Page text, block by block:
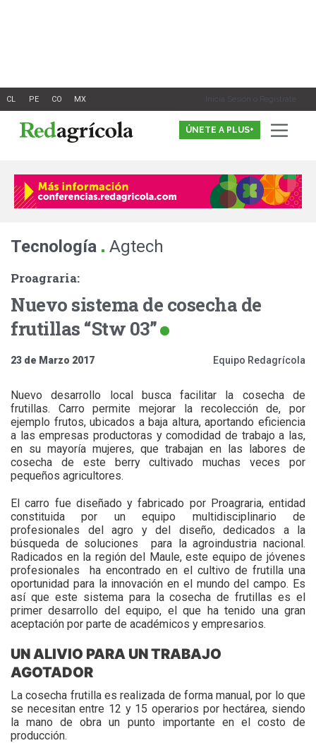
Inicia Sesión o Registrate
ÚNETE A PLUS+
Tecnología . Agtech
Proagraria:
Nuevo sistema de cosecha de
frutillas “Stw 03”
23 de Marzo 2017 Equipo Redagrícola
Nuevo desarrollo local busca facilitar la cosecha de
frutillas. Carro permite mejorar la recolección de, por
ejemplo frutos, ubicados a baja altura, aportando eficiencia
a las empresas productoras y comodidad de trabajo a las,
en su mayoría mujeres, que trabajan en las labores de
cosecha de este berry cultivado muchas veces por
pequeños agricultores.
El carro fue diseñado y fabricado por Proagraria, entidad
constituida por un equipo multidisciplinario de
profesionales del agro y del diseño, dedicados a la
búsqueda de soluciones para la agroindustria nacional.
Radicados en la región del Maule, este equipo de jóvenes
profesionales ha encontrado en el cultivo de frutilla una
oportunidad para la innovación en el mundo del campo. Es
así que este sistema para la cosecha de frutillas es el
primer desarrollo del equipo, el que ha tenido una gran
aceptación por parte de académicos y empresarios.
UN ALIVIO PARA UN TRABAJO
AGOTADOR
La cosecha frutilla es realizada de forma manual, por lo que
se necesitan entre 12 y 15 operarios por hectárea, siendo
la mano de obra un punto importante en el costo de
producción.